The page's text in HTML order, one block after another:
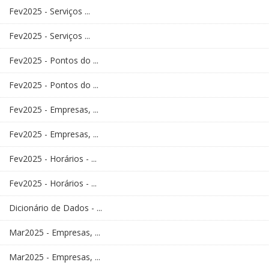
Fev2025 - Serviços ...
Fev2025 - Serviços ...
Fev2025 - Pontos do ...
Fev2025 - Pontos do ...
Fev2025 - Empresas, ...
Fev2025 - Empresas, ...
Fev2025 - Horários - ...
Fev2025 - Horários - ...
Dicionário de Dados - ...
Mar2025 - Empresas, ...
Mar2025 - Empresas, ...